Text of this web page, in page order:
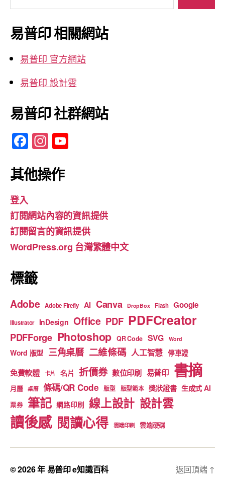
關
鍵
字:
易普印 相關網站
易普印 官方網站
易普印 設計雲
易普印 社群網站
F
c
b
o
o
k
In
a
a
m
u
b
e
其他操作
登入
訂閱網站內容的資訊提供
訂閱留言的資訊提供
WordPress.org 台灣繁體中文
標籤
Adobe Adobe Firefly AI Canva DropBox Flash Google
Illustrator InDesign Office PDF PDFCreator
PDFForge Photoshop QR Code SVG Word
Word 版型 三角桌曆 二維條碼 人工智慧 停車證
免費軟體 卡片 名片 折價券 數位印刷 易普印 書摘
月曆 桌曆 條碼/QR Code 版型 版型範本 獎狀證書 生成式 AI
票券 筆記 網路印刷 線上設計 設計雲
讀後感 閱讀心得 雲端印刷 雲端硬碟
© 2026 年易普印 e知識百科 返回頂端 ↑